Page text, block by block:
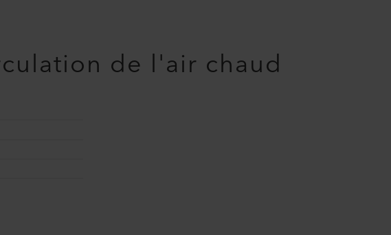
de l'air chaud